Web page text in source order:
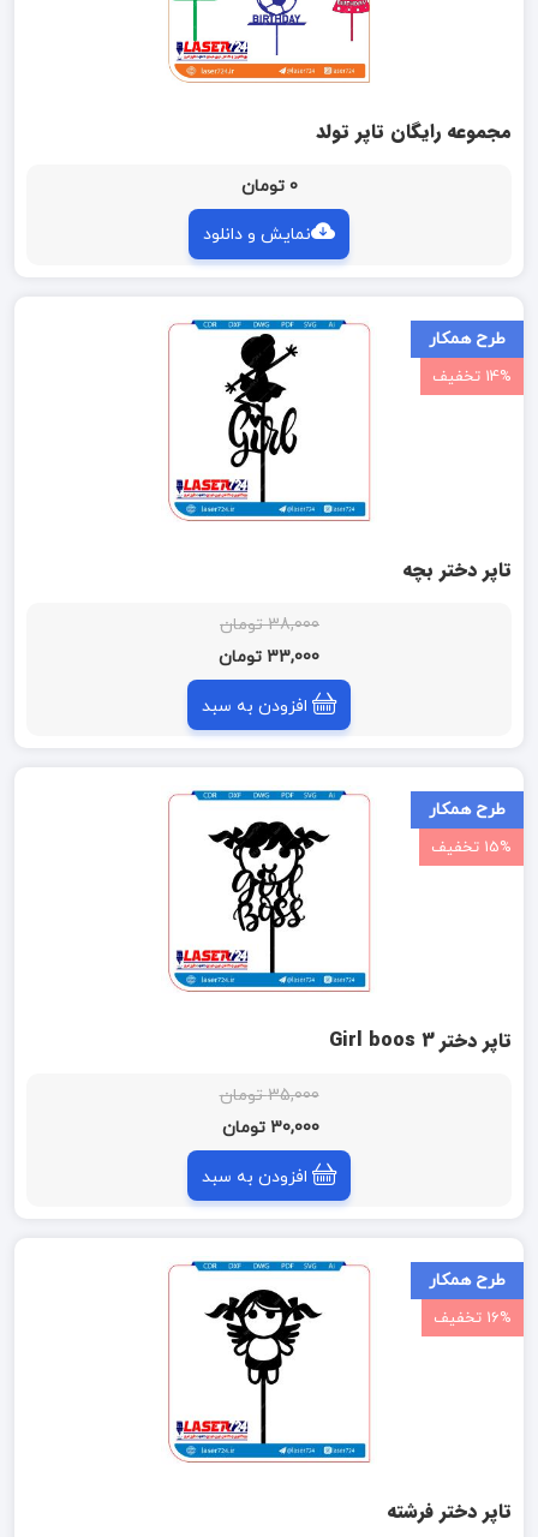
مجموعه رایگان تاپر تولد
0 تومان
نمایش و دانلود
طرح همکار
14% تخفیف
تاپر دختر بچه
38,000 تومان
33,000 تومان
افزودن به سبد
طرح همکار
15% تخفیف
تاپر دختر Girl boos 3
35,000 تومان
30,000 تومان
افزودن به سبد
طرح همکار
16% تخفیف
تاپر دختر فرشته